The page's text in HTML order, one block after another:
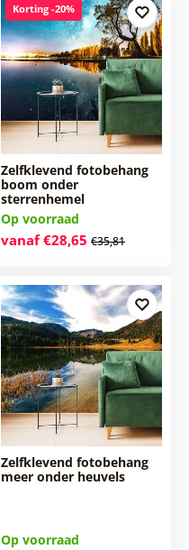
Korting -20%
Zelfklevend fotobehang
boom onder
sterrenhemel
Op voorraad
vanaf €28,65 €35,81
Zelfklevend fotobehang
meer onder heuvels
Op voorraad